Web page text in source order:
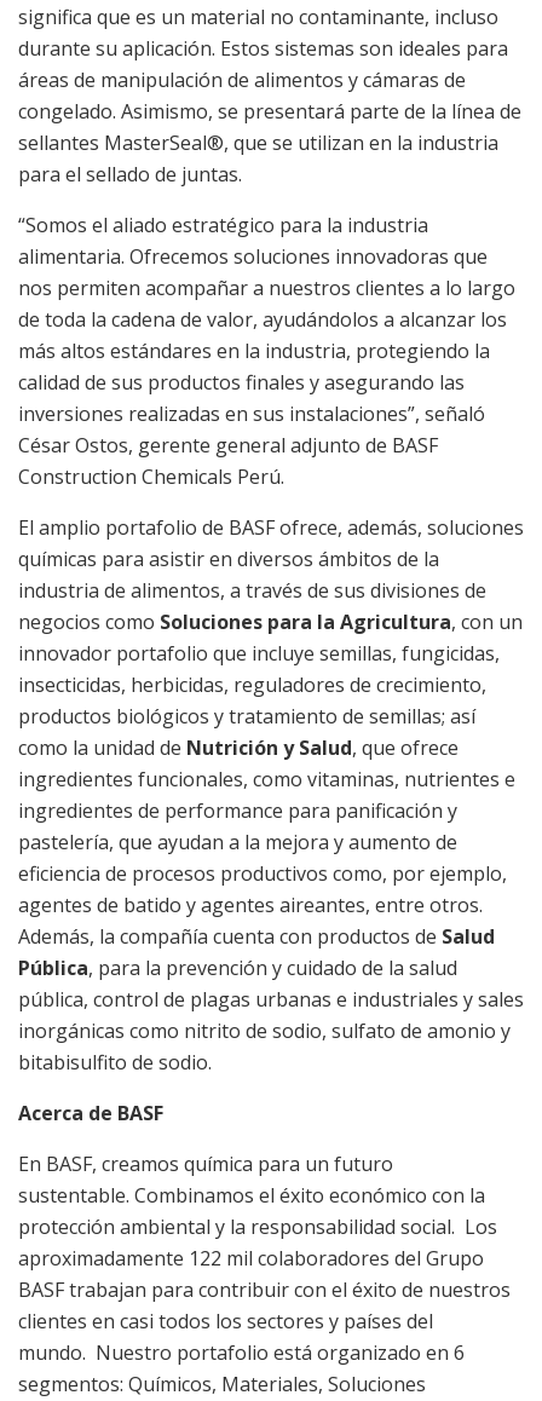
significa que es un material no contaminante, incluso
durante su aplicación. Estos sistemas son ideales para
áreas de manipulación de alimentos y cámaras de
congelado. Asimismo, se presentará parte de la línea de
sellantes MasterSeal®, que se utilizan en la industria
para el sellado de juntas.
“Somos el aliado estratégico para la industria
alimentaria. Ofrecemos soluciones innovadoras que
nos permiten acompañar a nuestros clientes a lo largo
de toda la cadena de valor, ayudándolos a alcanzar los
más altos estándares en la industria, protegiendo la
calidad de sus productos finales y asegurando las
inversiones realizadas en sus instalaciones”, señaló
César Ostos, gerente general adjunto de BASF
Construction Chemicals Perú.
El amplio portafolio de BASF ofrece, además, soluciones
químicas para asistir en diversos ámbitos de la
industria de alimentos, a través de sus divisiones de
negocios como Soluciones para la Agricultura, con un
innovador portafolio que incluye semillas, fungicidas,
insecticidas, herbicidas, reguladores de crecimiento,
productos biológicos y tratamiento de semillas; así
como la unidad de Nutrición y Salud, que ofrece
ingredientes funcionales, como vitaminas, nutrientes e
ingredientes de performance para panificación y
pastelería, que ayudan a la mejora y aumento de
eficiencia de procesos productivos como, por ejemplo,
agentes de batido y agentes aireantes, entre otros.
Además, la compañía cuenta con productos de Salud
Pública, para la prevención y cuidado de la salud
pública, control de plagas urbanas e industriales y sales
inorgánicas como nitrito de sodio, sulfato de amonio y
bitabisulfito de sodio.
Acerca de BASF
En BASF, creamos química para un futuro
sustentable. Combinamos el éxito económico con la
protección ambiental y la responsabilidad social. Los
aproximadamente 122 mil colaboradores del Grupo
BASF trabajan para contribuir con el éxito de nuestros
clientes en casi todos los sectores y países del
mundo. Nuestro portafolio está organizado en 6
segmentos: Químicos, Materiales, Soluciones